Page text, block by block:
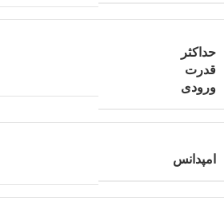
حداکثر
قدرت
ورودی
امپدانس